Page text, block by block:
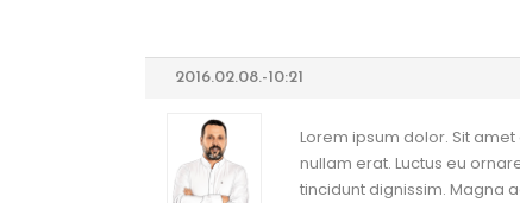
2016.02.08.-10:21
Lorem ipsum dolor. Sit
nullam erat. Luctus eu
tincidunt dignissim. Magna